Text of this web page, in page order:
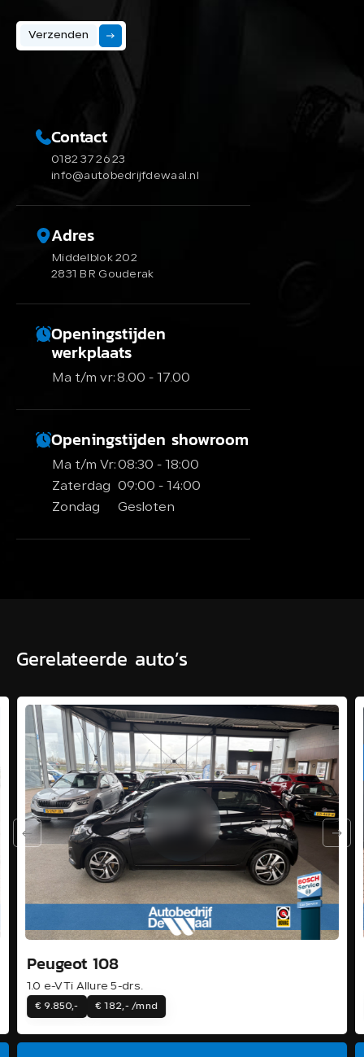
Verzenden
Contact
0182 37 26 23
info@autobedrijfdewaal.nl
Adres
Middelblok 202
2831 BR Gouderak
Openingstijden
werkplaats
Ma t/m vr:8.00 - 17.00
Openingstijden showroom
Ma t/m Vr:08:30 - 18:00
Zaterdag
09:00 - 14:00
Zondag
Gesloten
Gerelateerde auto’s
Peugeot 108
1.0 e-VTi Allure 5-drs.
€ 9.850,- € 182,- /mnd